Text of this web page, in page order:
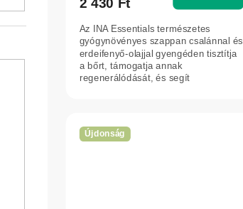
Az INA Essentials természetes
gyógynövényes szappan csalánnal és
erdeifenyő-olajjal gyengéden tisztítja
a bőrt, támogatja annak
regenerálódását, és segít
Újdonság